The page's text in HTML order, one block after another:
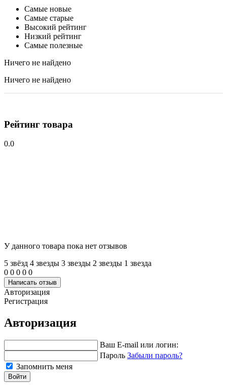
Самые новые
Самые старые
Высокий рейтинг
Низкий рейтинг
Самые полезные
Ничего не найдено
Ничего не найдено
Рейтинг товара
0.0
У данного товара пока нет отзывов
5 звёзд 4 звeзды 3 звeзды 2 звeзды 1 звeзда
0 0 0 0 0
Написать отзыв
Авторизация
Регистрация
Авторизация
Ваш E-mail или логин:
Пароль Забыли пароль?
Запомнить меня
Войти